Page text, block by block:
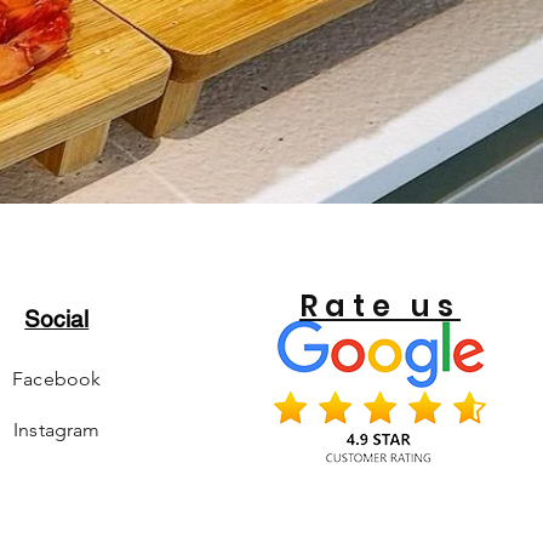
Social
Facebook
Instagram
Rate us